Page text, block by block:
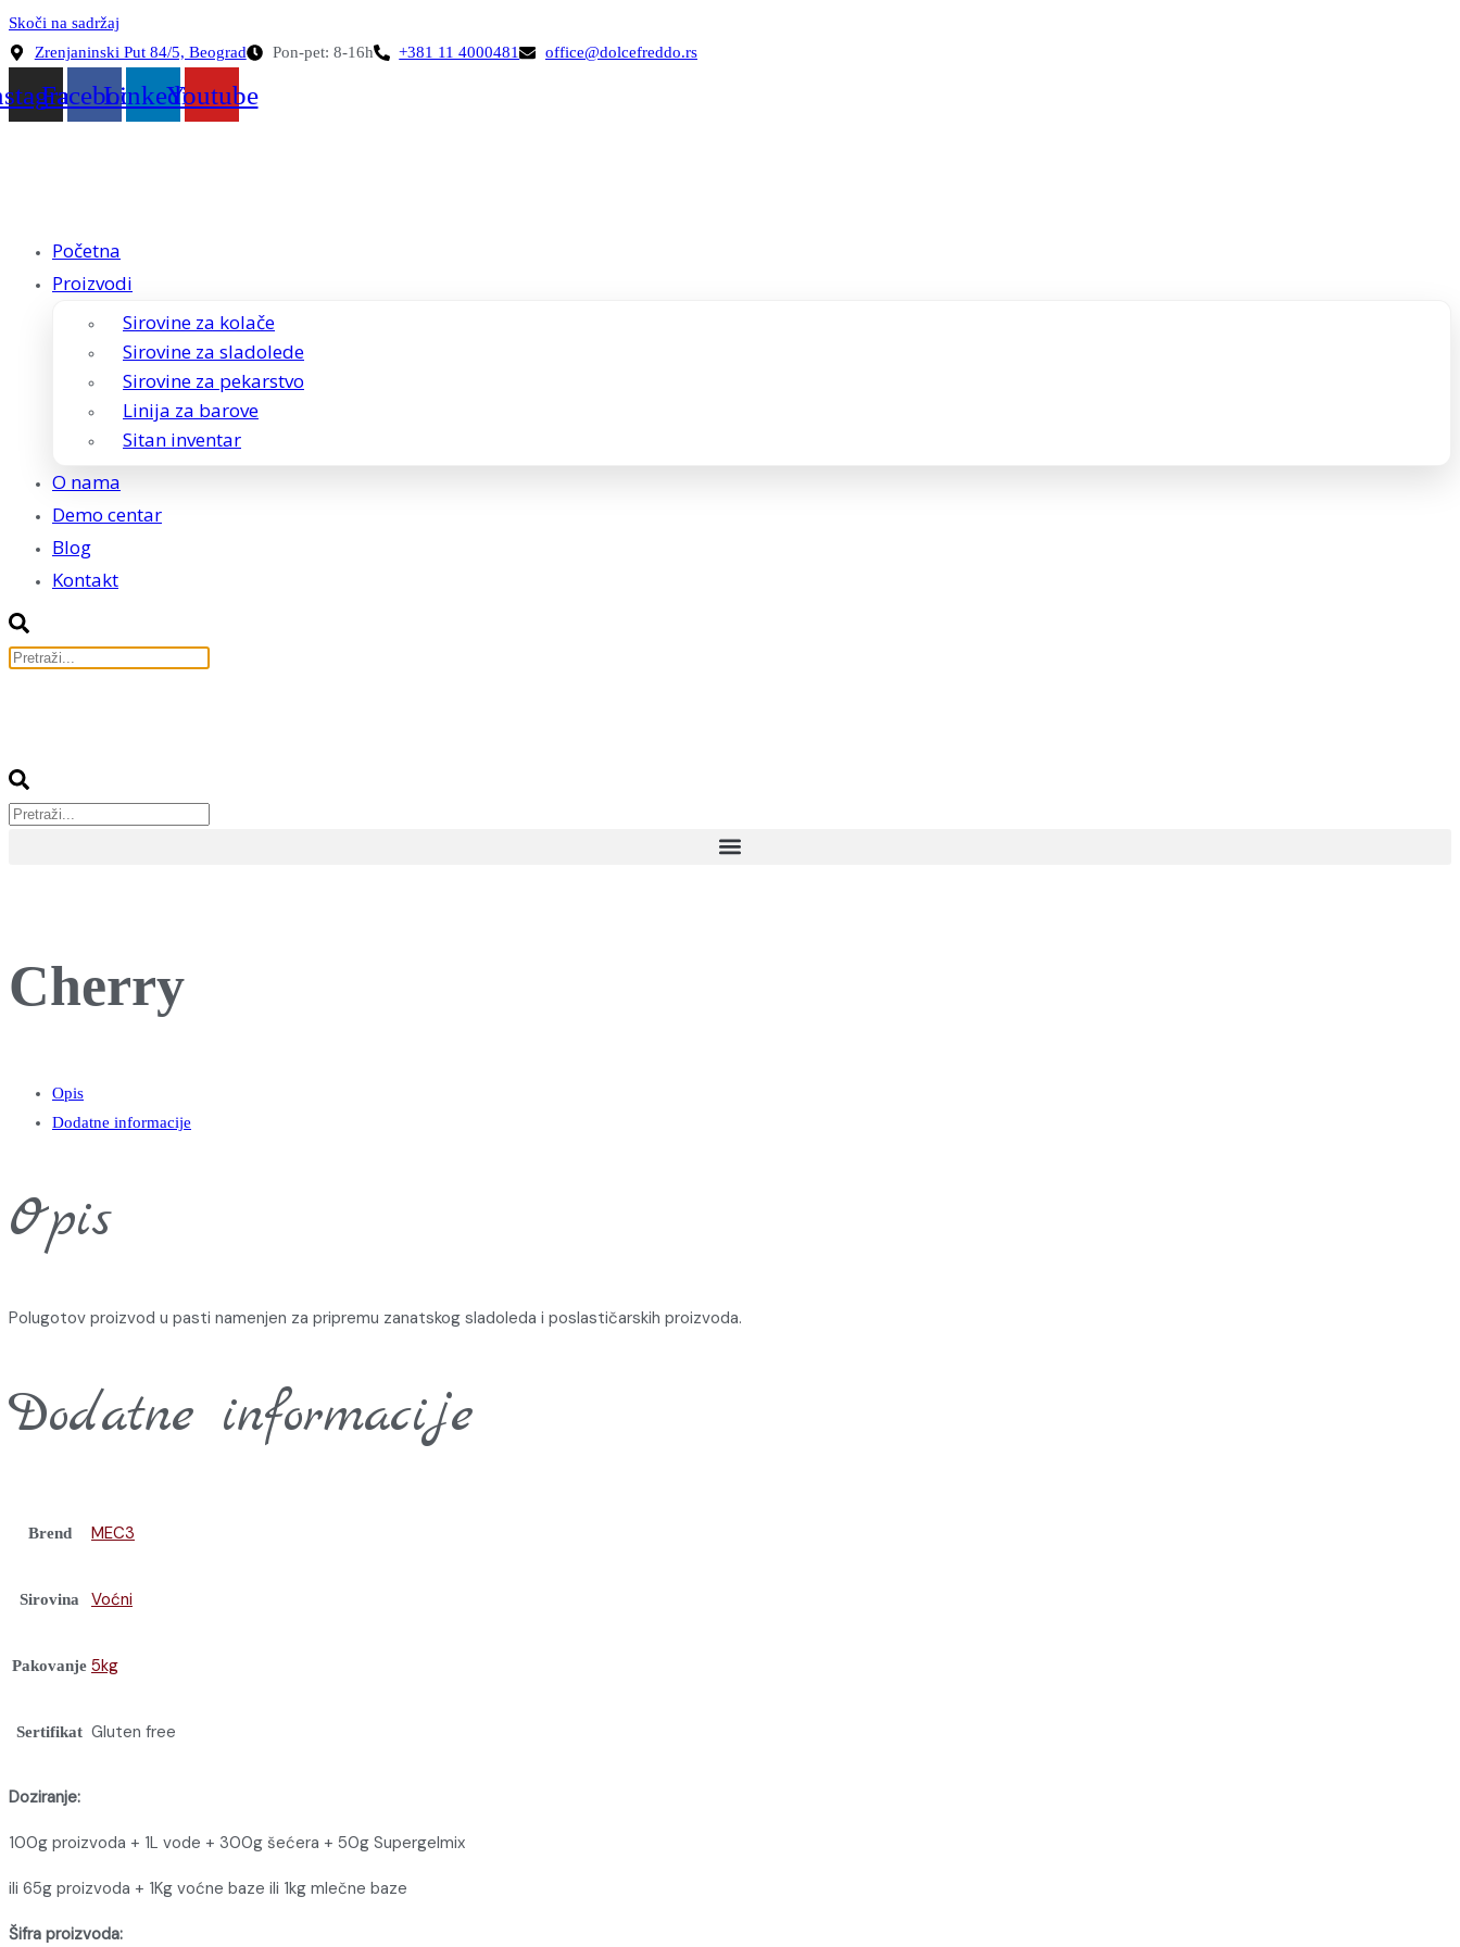
Skoči na sadržaj
Zrenjaninski Put 84/5, Beograd
Pon-pet: 8-16h +381 11 4000481 office@dolcefreddo.rs
FacebookLinkedinYoutube
Početna
Proizvodi
Sirovine za kolače
Sirovine za sladolede
Sirovine za pekarstvo
Linija za barove
Sitan inventar
O nama
Demo centar
Blog
Kontakt
Cherry
Opis
Dodatne informacije
Opis
Polugotov proizvod u pasti namenjen za pripremu zanatskog sladoleda i poslastičarskih proizvoda.
Dodatne informacije
Brend MEC3
Sirovina Voćni
Pakovanje 5kg
Sertifikat Gluten free
Doziranje:
100g proizvoda + 1L vode + 300g šećera + 50g Supergelmix
ili 65g proizvoda + 1Kg voćne baze ili 1kg mlečne baze
Šifra proizvoda: